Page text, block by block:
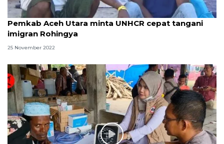
Pemkab Aceh Utara minta UNHCR cepat tangani
imigran Rohingya
25 November 2022